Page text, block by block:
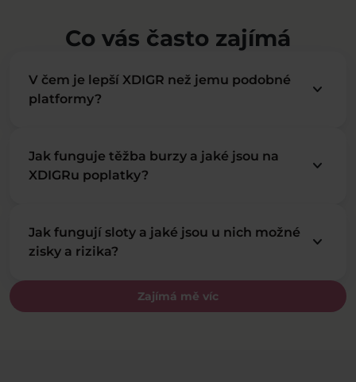
Co vás často zajímá
Zajímá mě víc
V čem je lepší XDIGR než jemu podobné
platformy?
keyboard_arrow_down
Jak funguje těžba burzy a jaké jsou na
XDIGRu poplatky?
keyboard_arrow_down
Jak fungují sloty a jaké jsou u nich možné
zisky a rizika?
keyboard_arrow_down